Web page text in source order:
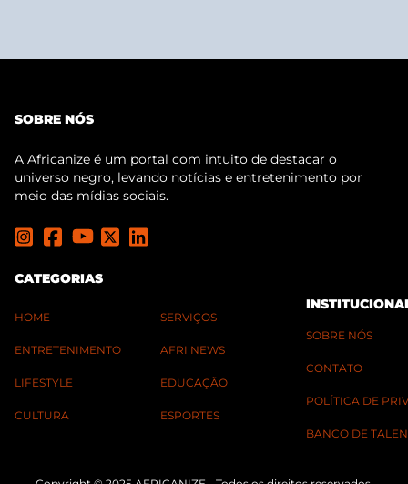
SOBRE NÓS
A Africanize é um portal com intuito de destacar o
universo negro, levando notícias e entretenimento por
meio das mídias sociais.
CATEGORIAS
HOME
ENTRETENIMENTO
LIFESTYLE
CULTURA
SERVIÇOS
AFRI NEWS
EDUCAÇÃO
ESPORTES
SOBRE NÓS
CONTATO
POLÍTICA DE
BANCO DE